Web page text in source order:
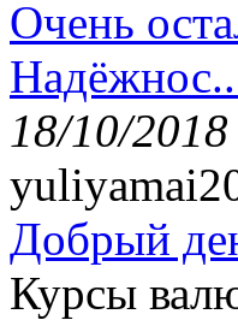
Очень
18/10/2018
Добрый
Курсы